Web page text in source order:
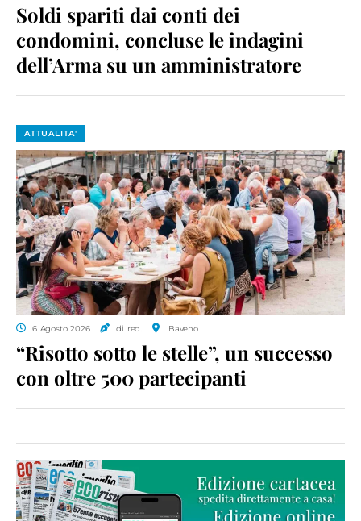
Soldi spariti dai conti dei
condomini, concluse le indagini
dell’Arma su un amministratore
ATTUALITA'
6 Agosto 2026 di red. Baveno
“Risotto sotto le stelle”, un successo
con oltre 500 partecipanti